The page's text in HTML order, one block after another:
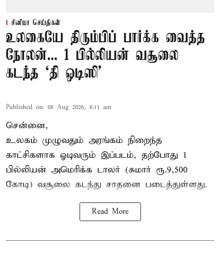
சினிமா செய்திகள்
உலகையே திரும்பிப் பார்க்க வைத்த
நோலன்... 1 பில்லியன் வசூலை
கடந்த ‘தி ஒடிஸி’
Published on: 08 Aug 2026, 8:11 am
சென்னை,
உலகம் முழுவதும் அரங்கம் நிறைந்த
காட்சிகளாக ஓடிவரும் இப்படம், தற்போது 1
பில்லியன் அமெரிக்க டாலர் (சுமார் ரூ.9,500
கோடி) வசூலை கடந்து சாதனை படைத்துள்ளது.
Read More